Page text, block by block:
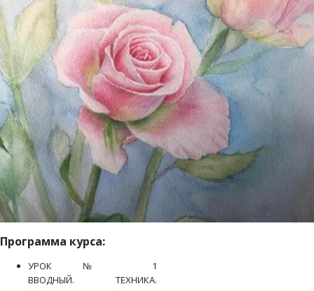
Программа курса:
УРОК № 1
ВВОДНЫЙ. ТЕХНИКА.